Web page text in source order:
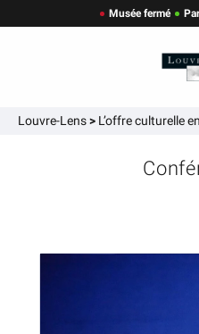
Musée fermé
Louvre-Lens> L’offre culturelle